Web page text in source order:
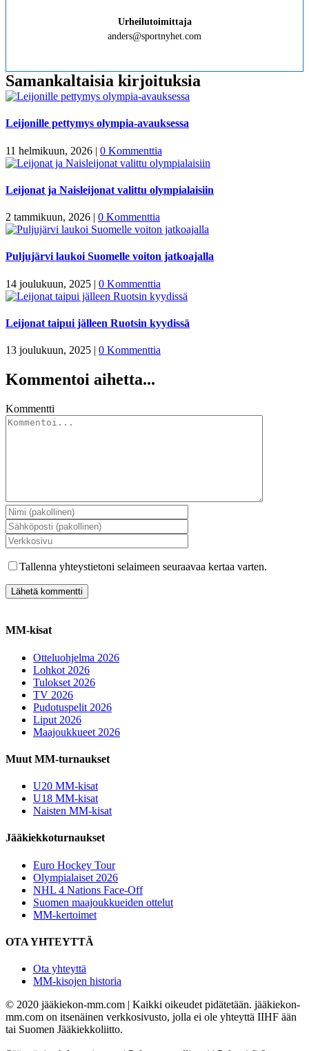
Urheilutoimittaja
anders@sportnyhet.com
Samankaltaisia kirjoituksia
Leijonille pettymys olympia-avauksessa
11 helmikuun, 2026 | 0 Kommenttia
Leijonat ja Naisleijonat valittu olympialaisiin
2 tammikuun, 2026 | 0 Kommenttia
Puljujärvi laukoi Suomelle voiton jatkoajalla
14 joulukuun, 2025 | 0 Kommenttia
Leijonat taipui jälleen Ruotsin kyydissä
13 joulukuun, 2025 | 0 Kommenttia
Kommentoi aihetta...
Kommentti
Tallenna yhteystietoni selaimeen seuraavaa kertaa varten.
MM-kisat
Otteluohjelma 2026
Lohkot 2026
Tulokset 2026
TV 2026
Pudotuspelit 2026
Liput 2026
Maajoukkueet 2026
Muut MM-turnaukset
U20 MM-kisat
U18 MM-kisat
Naisten MM-kisat
Jääkiekkoturnaukset
Euro Hockey Tour
Olympialaiset 2026
NHL 4 Nations Face-Off
Suomen maajoukkueiden ottelut
MM-kertoimet
OTA YHTEYTTÄ
Ota yhteyttä
MM-kisojen historia
© 2020 jääkiekon-mm.com | Kaikki oikeudet pidätetään. jääkiekon-
mm.com on itsenäinen verkkosivusto, jolla ei ole yhteyttä IIHF ään
tai Suomen Jääkiekkoliitto.